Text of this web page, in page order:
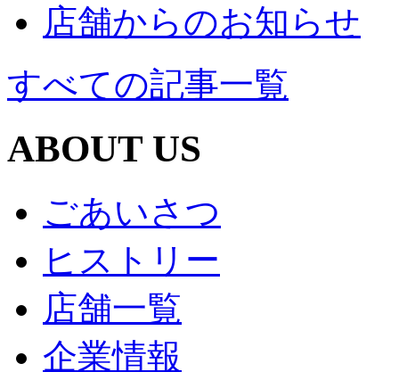
店舗からのお知らせ
すべての記事一覧
ABOUT US
ごあいさつ
ヒストリー
店舗一覧
企業情報